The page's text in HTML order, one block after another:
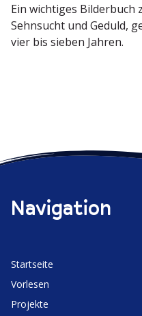
Ein wichtiges Bilderbuch
Sehnsucht und Geduld,
vier bis sieben Jahren.
Navigation
Start­seite
Vorlesen
Projekte